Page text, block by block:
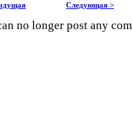
Следующая >
no longer post any